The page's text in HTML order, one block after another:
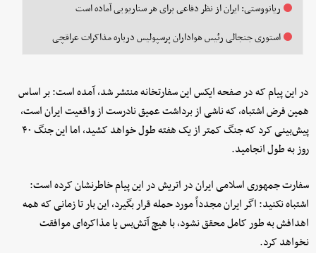
ریانووستی: ایران از نظر دفاعی برای هر سناریویی آماده است
استوری جنجالی رئیس هواداران پرسپولیس درباره مذاکرات عراقچی
در این پیام که در صفحه ایکس این سفارتخانه منتشر شد، آمده است: بر اساس
همین فرض اشتباه، که ناشی از برداشت عمیق نادرست از واقعیت ایران است،
پیش‌بینی کرد که جنگ کمتر از یک هفته طول خواهد کشید، اما این جنگ ۴۰
روز به طول انجامید.
سفارت جمهوری اسلامی ایران در اتریش در این پیام خاطرنشان کرده است:
اشتباه نکنید: اگر ایران مجدداً مورد حمله قرار بگیرد، این بار تا زمانی که همه
اهدافش به طور کامل محقق نشود، با هیچ آتش‌بس یا مذاکره‌ای موافقت
نخواهد کرد.